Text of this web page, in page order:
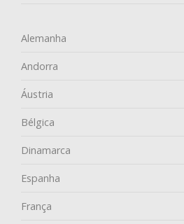
Alemanha
Andorra
Áustria
Bélgica
Dinamarca
Espanha
França